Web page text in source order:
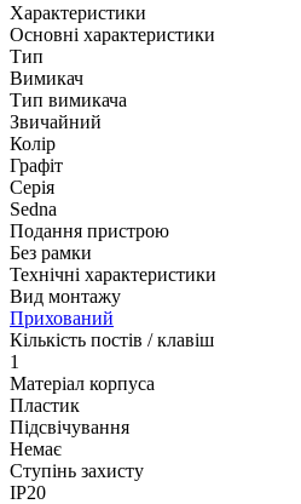
Характеристики
Основні характеристики
Тип
Вимикач
Тип вимикача
Звичайний
Колір
Графіт
Серія
Sedna
Подання пристрою
Без рамки
Технічні характеристики
Вид монтажу
Прихований
Кількість постів / клавіш
1
Матеріал корпуса
Пластик
Підсвічування
Немає
Ступінь захисту
IP20